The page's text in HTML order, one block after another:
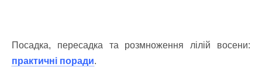
Посадка, пересадка та розмноження лілій восени:
практичні поради.